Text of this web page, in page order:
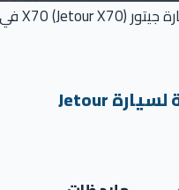
جدول الصيانة الدورية لسيارة جيتور X70 (Jetour X70) في
🛠️ جدول الصيانة الدورية لسيارة Jetour